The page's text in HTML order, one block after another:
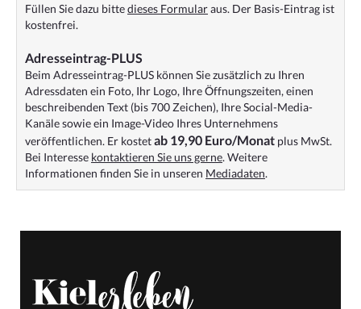
Füllen Sie dazu bittedieses Formularaus. Der Basis-Eintrag ist
kostenfrei.
Adresseintrag-PLUS
Beim Adresseintrag-PLUS können Sie zusätzlich zu Ihren
Adressdaten ein Foto, Ihr Logo, Ihre Öffnungszeiten, einen
beschreibenden Text (bis 700 Zeichen), Ihre Social-Media-
Kanäle sowie ein Image-Video Ihres Unternehmens
veröffentlichen. Er kostetab 19,90 Euro/Monat plus MwSt.
Bei Interesse kontaktieren Sie uns gerne. Weitere
Informationen finden Sie in unseren Mediadaten.